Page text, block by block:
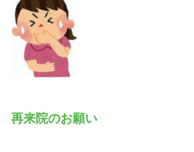
再来院のお願い